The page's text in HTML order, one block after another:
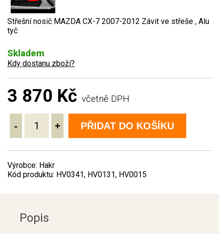
Střešní nosič MAZDA CX-7 2007-2012 Závit ve střeše , Alu
tyč
Skladem
Kdy dostanu zboží?
3 870 Kč včetně DPH
- + PŘIDAT DO KOŠÍKU
Výrobce: Hakr
Kód produktu: HV0341, HV0131, HV0015
Popis